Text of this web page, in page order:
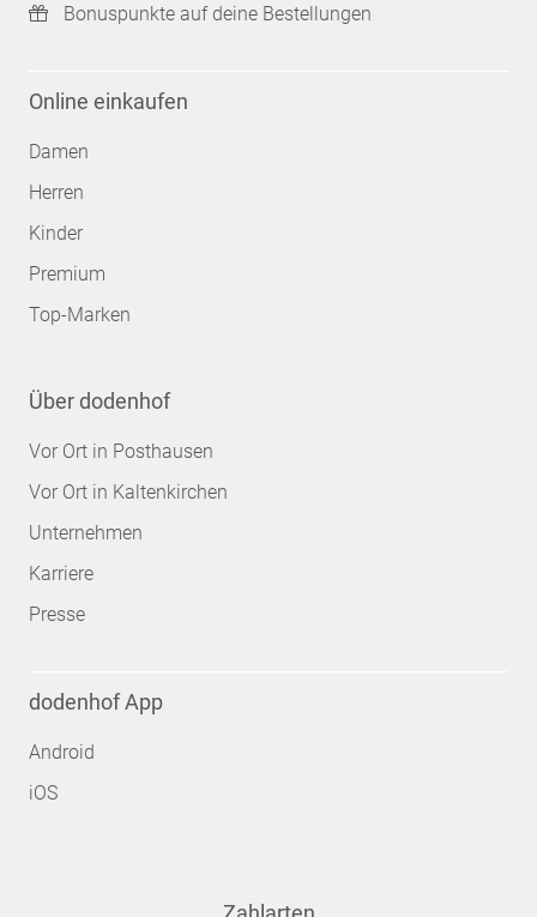
Bonuspunkte auf deine Bestellungen
Online einkaufen
Damen
Herren
Kinder
Premium
Top-Marken
Über dodenhof
Vor Ort in Posthausen
Vor Ort in Kaltenkirchen
Unternehmen
Karriere
Presse
dodenhof App
Android
iOS